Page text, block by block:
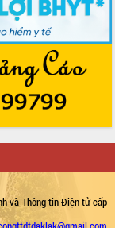
và Thông tin Điện tử cấp